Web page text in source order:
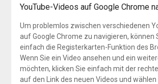
YouTube-Videos auf Google Chrome
Um problemlos zwischen verschiedenen
auf Google Chrome zu navigieren, können
einfach die Registerkarten-Funktion des
Wenn Sie ein Video ansehen und ein
möchten, klicken Sie einfach mit der
auf den Link des neuen Videos und wählen